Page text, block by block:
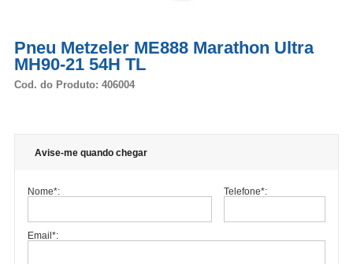
Pneu Metzeler ME888 Marathon Ultra
MH90-21 54H TL
Cod. do Produto: 406004
Avise-me quando chegar
Nome*: Telefone*:
Email *: